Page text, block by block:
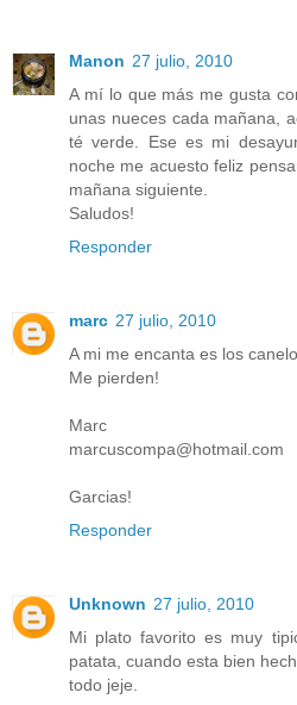
Manon 27 julio, 2010
A mí lo que más me gusta
unas nueces cada mañana,
té verde. Ese es mi
noche me acuesto feliz
mañana siguiente.
Saludos!
Responder
marc 27 julio, 2010
A mi me encanta es los
Me pierden!
Marc
marcuscompa@hotmail.com
Garcias!
Responder
Unknown 27 julio, 2010
Mi plato favorito es muy
patata, cuando esta bien
todo jeje.